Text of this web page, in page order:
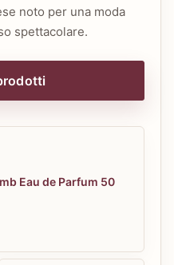
noto per una moda
spettacolare.
Eau de Parfum 50